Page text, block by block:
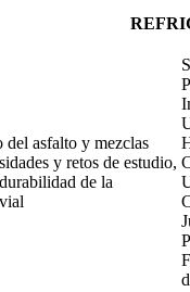
del asfalto y mezclas
y retos de estudio,
de la